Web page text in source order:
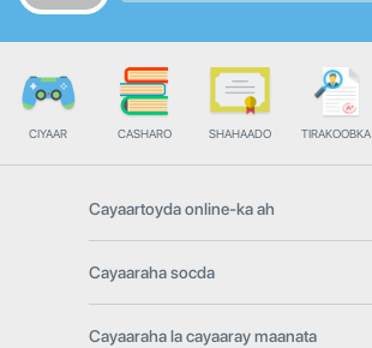
CIYAAR CASHARO SHAHAADO TIRAKOOBKA
Cayaartoyda online-ka ah
Cayaaraha socda
Cayaaraha la cayaaray maanata